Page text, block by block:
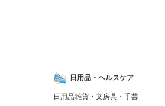
日用品・ヘルスケア
日用品雑貨・文房具・手芸